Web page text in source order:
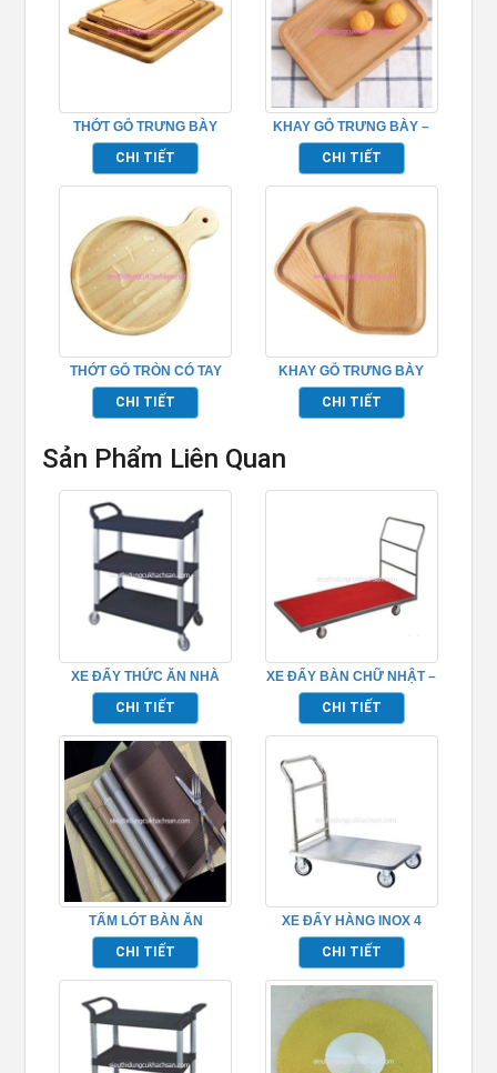
THỚT GỖ TRƯNG BÀY
40CM – TPHM0221
CHI TIẾT
KHAY GỖ TRƯNG BÀY –
TPHM0218
CHI TIẾT
THỚT GỖ TRÒN CÓ TAY
CẦM – TPHM0208
CHI TIẾT
KHAY GỖ TRƯNG BÀY
30CM – TPHM0219
CHI TIẾT
Sản Phẩm Liên Quan
XE ĐẨY THỨC ĂN NHÀ
HÀNG TP680104
CHI TIẾT
XE ĐẨY BÀN CHỮ NHẬT –
TP526002
CHI TIẾT
TẤM LÓT BÀN ĂN
PLACEMAT TP681050
CHI TIẾT
XE ĐẨY HÀNG INOX 4
BÁNH
CHI TIẾT